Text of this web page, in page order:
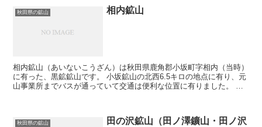
秋田県の鉱山 相内鉱山
相内鉱山（あいないこうざん）は秋田県鹿角郡小坂町字相内（当時）
に有った、黒鉱鉱山です。 小坂鉱山の北西6.5キロの地点に有り、元
山事業所までバスが通っていて交通は便利な位置に有りました。 相
秋田県の鉱山
田の沢鉱山（田ノ澤鑛山・田ノ沢